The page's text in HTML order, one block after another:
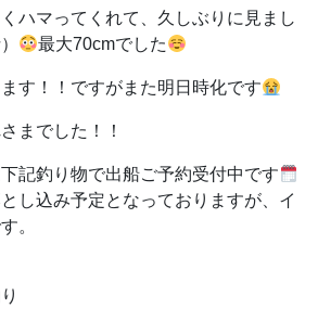
ハマってくれて、久しぶりに見まし
最大70cmでした
す！！ですがまた明日時化です
までした！！
記釣り物で出船ご予約受付中です
し込み予定となっておりますが、イ
。